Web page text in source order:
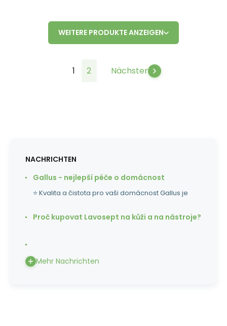
WEITERE PRODUKTE ANZEIGEN
1 2 Nächster
NACHRICHTEN
Gallus - nejlepší péče o domácnost
⭐ Kvalita a čistota pro vaši domácnost Gallus je
Proč kupovat Lavosept na kůži a na nástroje?
Mehr Nachrichten